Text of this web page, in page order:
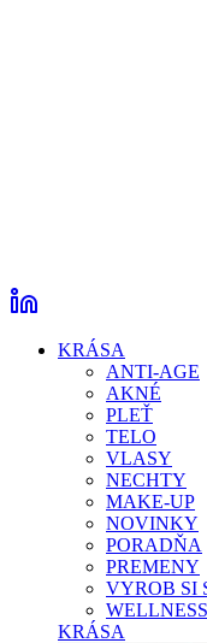
KRÁSA
ANTI-AGE
AKNÉ
PLEŤ
TELO
VLASY
NECHTY
MAKE-UP
NOVINKY
PORADŇA
PREMENY
VYROB SI
WELLNESS
KRÁSA